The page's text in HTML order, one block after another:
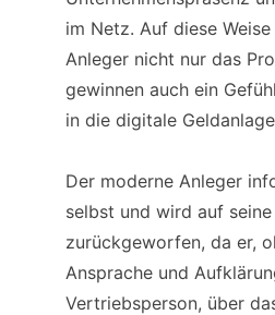
im Netz. Auf diese
Anleger nicht nur das
gewinnen auch ein
in die digitale
Der moderne Anleger
selbst und wird auf
zurückgeworfen, da er,
Ansprache und
Vertriebsperson, über